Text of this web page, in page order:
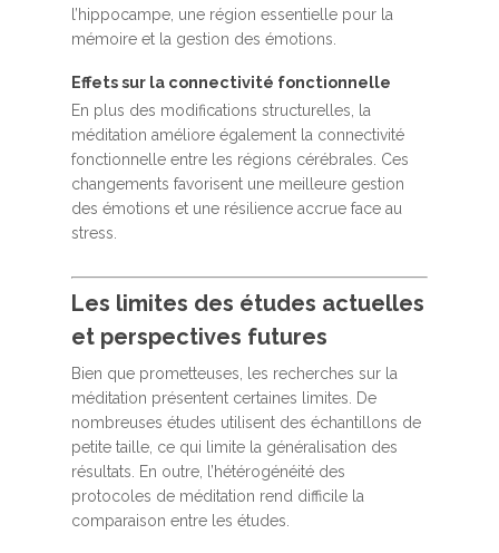
l’hippocampe, une région essentielle pour la
mémoire et la gestion des émotions.
Effets sur la connectivité fonctionnelle
En plus des modifications structurelles, la
méditation améliore également la connectivité
fonctionnelle entre les régions cérébrales. Ces
changements favorisent une meilleure gestion
des émotions et une résilience accrue face au
stress.
Les limites des études actuelles
et perspectives futures
Bien que prometteuses, les recherches sur la
méditation présentent certaines limites. De
nombreuses études utilisent des échantillons de
petite taille, ce qui limite la généralisation des
résultats. En outre, l’hétérogénéité des
protocoles de méditation rend difficile la
comparaison entre les études.